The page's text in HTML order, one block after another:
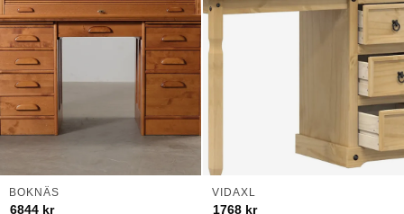
BOKNÄS
6844 kr
VIDAXL
1768 kr